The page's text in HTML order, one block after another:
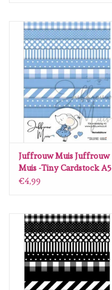
Kleurboeken
Gift cards
Juffrouw Muis Juffrouw
Muis -Tiny Cardstock A5
- Hemelsblauw
€4,99